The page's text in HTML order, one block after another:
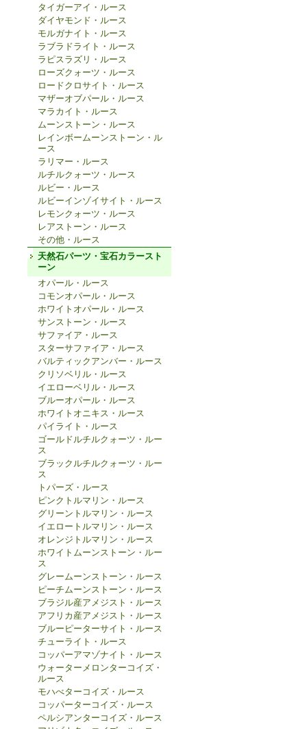
タイガーアイ・ルース
ダイヤモンド・ルース
モルガナイト・ルース
ラブラドライト・ルース
ラピスラズリ・ルース
ローズクォーツ・ルース
ロードクロサイト・ルース
マザーオブパール・ルース
マラカイト・ルース
ムーンストーン・ルース
レインボームーンストーン・ル
ース
ラリマー・ルース
ルチルクォーツ・ルース
ルビー・ルース
ルビーインゾイサイト・ルース
レモンクォーツ・ルース
レアストーン・ルース
その他・ルース
天然石パーツ・宝石カラースト
ーン
オパール・ルース
コモンオパール・ルース
ホワイトオパール・ルース
サンストーン・ルース
サファイア・ルース
スターサファイア・ルース
バルティックアンバー・ルース
クリソベリル・ルース
イエローベリル・ルース
ブルーオパール・ルース
ホワイトオニキス・ルース
パイライト・ルース
ゴールドルチルクォーツ・ルー
ス
ブラックルチルクォーツ・ルー
ス
トパーズ・ルース
ピンクトルマリン・ルース
グリーントルマリン・ルース
イエロートルマリン・ルース
オレンジトルマリン・ルース
ホワイトムーンストーン・ルー
ス
グレームーンストーン・ルース
ピーチムーンストーン・ルース
ブラジル産アメジスト・ルース
アフリカ産アメジスト・ルース
ブルーピーターサイト・ルース
チューライト・ルース
コッパーアマゾナイト・ルース
ウォーターメロンターコイズ・
ルース
モハべターコイズ・ルース
コッパーターコイズ・ルース
ペルシアンターコイズ・ルース